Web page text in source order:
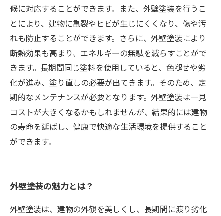
候に対応することができます。また、外壁塗装を行うこ
とにより、建物に亀裂やヒビが生じにくくなり、傷や汚
れも防止することができます。さらに、外壁塗装により
断熱効果も高まり、エネルギーの無駄を減らすことがで
きます。長期間同じ塗料を使用していると、色褪せや劣
化が進み、塗り直しの必要が出てきます。そのため、定
期的なメンテナンスが必要となります。外壁塗装は一見
コストが大きくなるかもしれませんが、結果的には建物
の寿命を延ばし、健康で快適な生活環境を提供すること
ができます。
外壁塗装の魅力とは？
外壁塗装は、建物の外観を美しくし、長期間に渡り劣化